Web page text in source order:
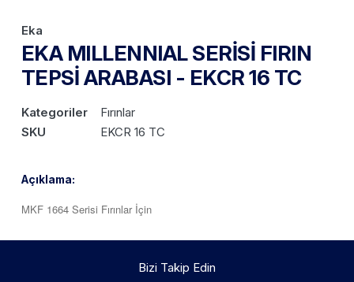
Eka
EKA MILLENNIAL SERİSİ FIRIN
TEPSİ ARABASI - EKCR 16 TC
Kategoriler
Fırınlar
SKU
EKCR 16 TC
Açıklama:
MKF 1664 Serisi Fırınlar İçin
Bizi Takip Edin